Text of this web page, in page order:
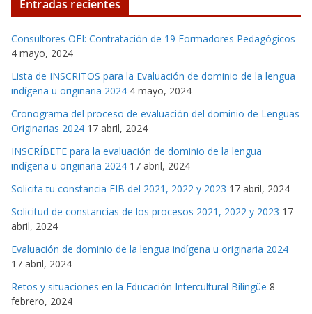
Entradas recientes
Consultores OEI: Contratación de 19 Formadores Pedagógicos
4 mayo, 2024
Lista de INSCRITOS para la Evaluación de dominio de la lengua
indígena u originaria 2024 4 mayo, 2024
Cronograma del proceso de evaluación del dominio de Lenguas
Originarias 2024 17 abril, 2024
INSCRÍBETE para la evaluación de dominio de la lengua
indígena u originaria 2024 17 abril, 2024
Solicita tu constancia EIB del 2021, 2022 y 2023 17 abril, 2024
Solicitud de constancias de los procesos 2021, 2022 y 2023 17
abril, 2024
Evaluación de dominio de la lengua indígena u originaria 2024
17 abril, 2024
Retos y situaciones en la Educación Intercultural Bilingüe 8
febrero, 2024